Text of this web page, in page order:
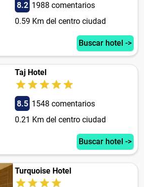
8.2 1988 comentarios
0.59 Km del centro ciudad
Buscar hotel ->
Taj Hotel
8.5 1548 comentarios
0.21 Km del centro ciudad
Buscar hotel ->
Turquoise Hotel